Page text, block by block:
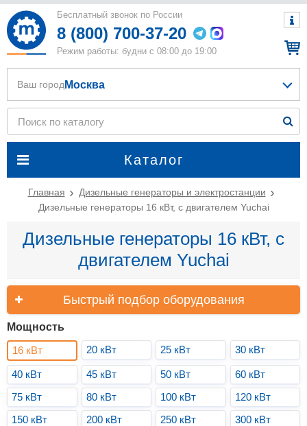
Бесплатный звонок по России
8 (800) 700-37-20
Режим работы: будни с 08:00 до 19:00
Каталог
Ваш город Москва
Главная
Дизельные генераторы и электростанции
Дизельные генераторы 16 кВт, с двигателем Yuchai
Дизельные генераторы 16 кВт, с
двигателем Yuchai
Быстрый подбор оборудования
Мощность
16 кВт
20 кВт 25 кВт 30 кВт
40 кВт 45 кВт 50 кВт
60 кВт
75 кВт
80 кВт 100 кВт
120 кВт
150 кВт
200 кВт 250 кВт
300 кВт